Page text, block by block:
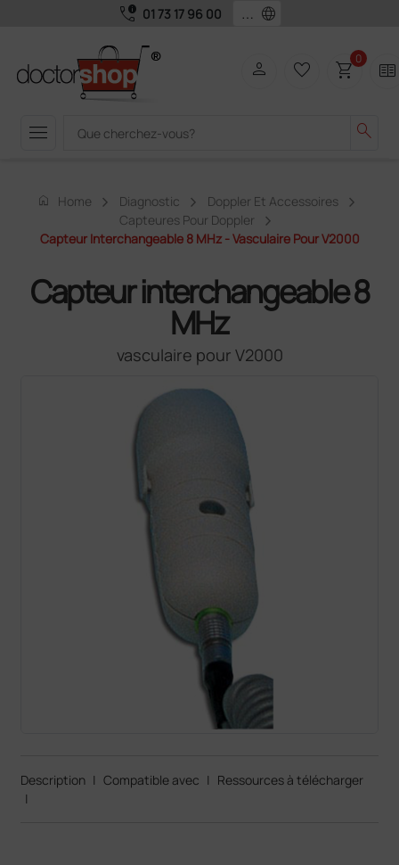
call_quality 01 73 17 96 00 language
menu search
person favorite_border shopping_cart0 two_pager
home Home Diagnostic
Doppler Et Accessoires
Capteures Pour Doppler
Capteur Interchangeable 8 MHz - Vasculaire Pour V2000
Capteur interchangeable 8
MHz
vasculaire pour V2000
Description | Compatible avec | Ressources à télécharger
|